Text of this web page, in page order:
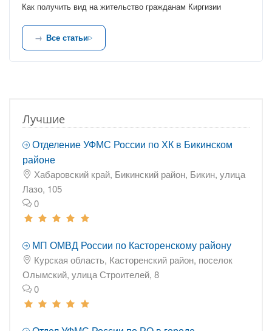
Как получить вид на жительство гражданам Киргизии
Все статьи
Лучшие
Отделение УФМС России по ХК в Бикинском
районе
Хабаровский край, Бикинский район, Бикин, улица
Лазо, 105
0
МП ОМВД России по Касторенскому району
Курская область, Касторенский район, поселок
Олымский, улица Строителей, 8
0